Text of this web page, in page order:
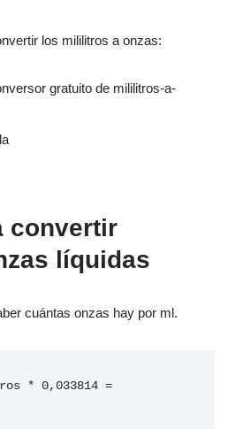
los mililitros a onzas:
gratuito de mililitros-a-
convertir
líquidas
cuántas onzas hay por ml.
* 0,033814 =